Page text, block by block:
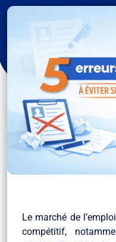
Le marché de
compétitif,